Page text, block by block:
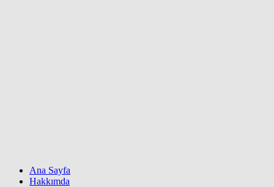
Ana Sayfa
Hakkımda